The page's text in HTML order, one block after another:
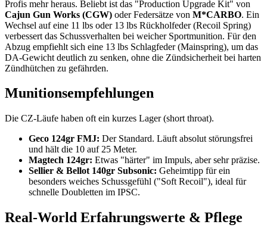
Profis mehr heraus. Beliebt ist das "Production Upgrade Kit" von
Cajun Gun Works (CGW) oder Federsätze von M*CARBO. Ein
Wechsel auf eine 11 lbs oder 13 lbs Rückholfeder (Recoil Spring)
verbessert das Schussverhalten bei weicher Sportmunition. Für den
Abzug empfiehlt sich eine 13 lbs Schlagfeder (Mainspring), um das
DA-Gewicht deutlich zu senken, ohne die Zündsicherheit bei harten
Zündhütchen zu gefährden.
Munitionsempfehlungen
Die CZ-Läufe haben oft ein kurzes Lager (short throat).
Geco 124gr FMJ: Der Standard. Läuft absolut störungsfrei
und hält die 10 auf 25 Meter.
Magtech 124gr: Etwas "härter" im Impuls, aber sehr präzise.
Sellier & Bellot 140gr Subsonic: Geheimtipp für ein
besonders weiches Schussgefühl ("Soft Recoil"), ideal für
schnelle Doubletten im IPSC.
Real-World Erfahrungswerte & Pflege